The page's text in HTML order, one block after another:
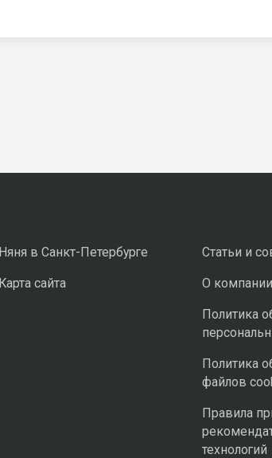
Няня в Санкт-Петербурге
Карта сайта
Статьи и
О компании
Политика
Политика
файлов
Правила
технологий